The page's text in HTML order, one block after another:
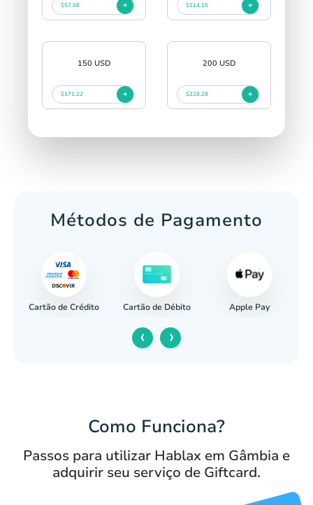
$57.08 $114.15
150 USD
$171.22
200 USD
$228.28
Métodos de Pagamento
Cartão de Crédito Cartão de Débito Apple Pay
‹ ›
Como Funciona?
Passos para utilizar Hablax em Gâmbia e
adquirir seu serviço de Giftcard.